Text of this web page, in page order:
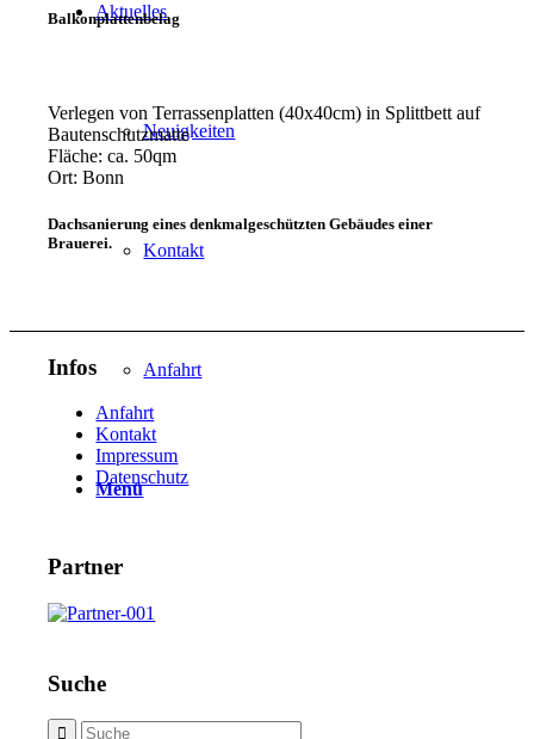
Aktuelles
Neuigkeiten
Kontakt
Anfahrt
Menü
Balkonplattenbelag
Verlegen von Terrassenplatten (40x40cm) in Splittbett auf
Bautenschutzmatte
Fläche: ca. 50qm
Ort: Bonn
Dachsanierung eines denkmalgeschützten Gebäudes einer
Brauerei.
Infos
Anfahrt
Kontakt
Impressum
Datenschutz
Partner
Suche